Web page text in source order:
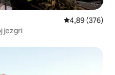
Prosječna
4,89 (376)
jezgri
„Odabrali gosti”